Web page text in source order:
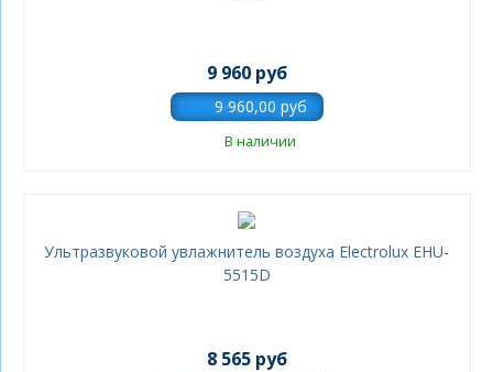
9 960 руб
В наличии
Ультразвуковой увлажнитель воздуха Electrolux EHU-
5515D
8 565 руб